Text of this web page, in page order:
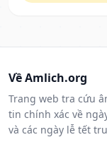
Về Amlich.org
Trang web tra cứu
tin chính xác về
và các ngày lễ tết